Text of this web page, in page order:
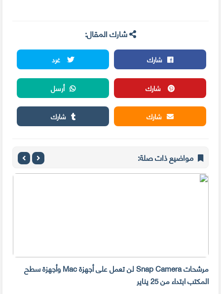
شارك المقال:
شارك
غرد
شارك
أرسل
شارك
شارك
مواضيع ذات صلة:
مرشحات Snap Camera لن تعمل على أجهزة Mac وأجهزة سطح
المكتب ابتداء من 25 يناير